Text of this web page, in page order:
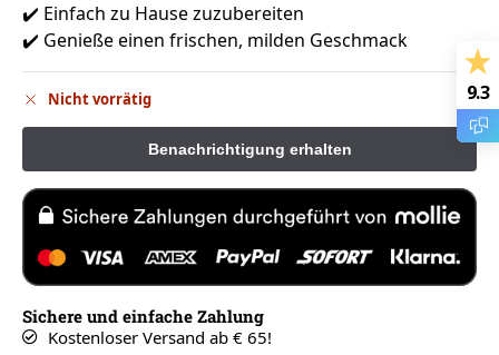
✔️ Einfach zu Hause zuzubereiten
✔️ Genieße einen frischen, milden Geschmack
Nicht vorrätig
Sichere und einfache Zahlung
Kostenloser Versand ab € 65!
9.3